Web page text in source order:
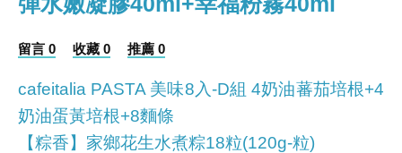
留言 0 收藏 0 推薦 0
cafeitalia PASTA 美味8入-D組 4奶油蕃茄培根+4
奶油蛋黃培根+8麵條
【粽香】家鄉花生水煮粽18粒(120g-粒)